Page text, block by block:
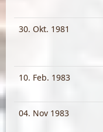
30. Okt. 1981
10. Feb. 1983
04. Nov 1983